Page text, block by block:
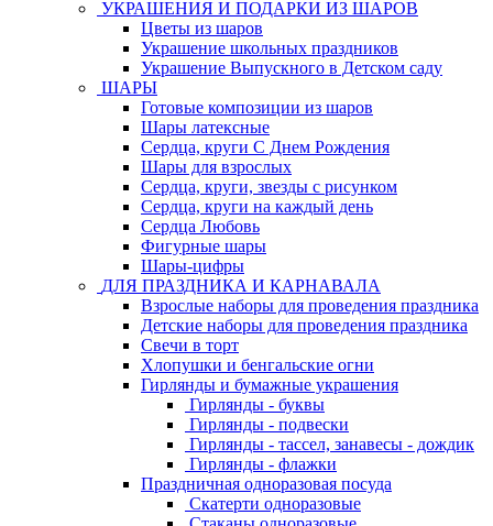
УКРАШЕНИЯ И ПОДАРКИ ИЗ ШАРОВ
Цветы из шаров
Украшение школьных праздников
Украшение Выпускного в Детском саду
ШАРЫ
Готовые композиции из шаров
Шары латексные
Сердца, круги С Днем Рождения
Шары для взрослых
Сердца, круги, звезды с рисунком
Сердца, круги на каждый день
Сердца Любовь
Фигурные шары
Шары-цифры
ДЛЯ ПРАЗДНИКА И КАРНАВАЛА
Взрослые наборы для проведения праздника
Детские наборы для проведения праздника
Свечи в торт
Хлопушки и бенгальские огни
Гирлянды и бумажные украшения
Гирлянды - буквы
Гирлянды - подвески
Гирлянды - тассел, занавесы - дождик
Гирлянды - флажки
Праздничная одноразовая посуда
Скатерти одноразовые